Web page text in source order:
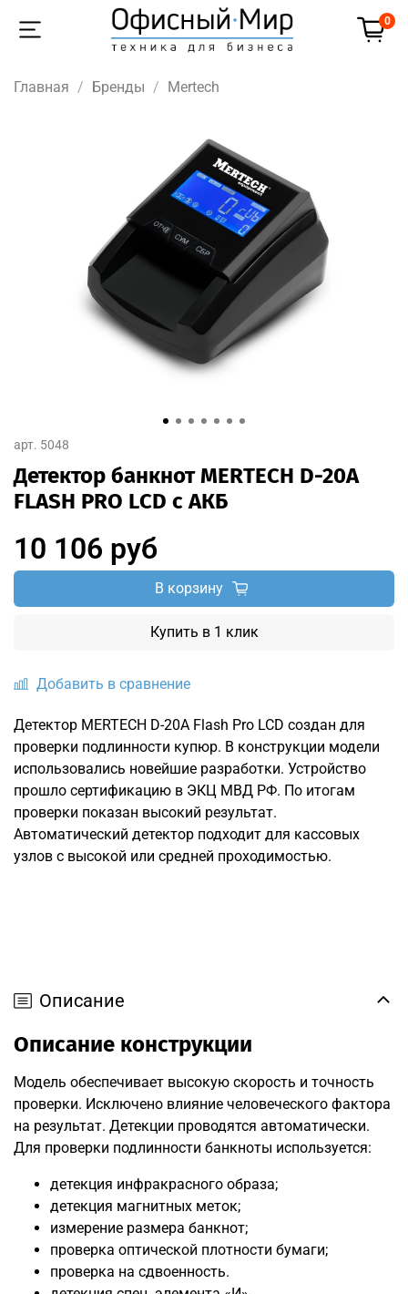
0
Главная Бренды Mertech
арт. 5048
Детектор банкнот MERTECH D-20A
FLASH PRO LСD с АКБ
Добавить в сравнение
10 106 руб
В корзину
Купить в 1 клик
Детектор MERTECH D-20A Flash Pro LCD создан для
проверки подлинности купюр. В конструкции модели
использовались новейшие разработки. Устройство
прошло сертификацию в ЭКЦ МВД РФ. По итогам
проверки показан высокий результат.
Автоматический детектор подходит для кассовых
узлов с высокой или средней проходимостью.
Описание
Описание конструкции
Модель обеспечивает высокую скорость и точность
проверки. Исключено влияние человеческого фактора
на результат. Детекции проводятся автоматически.
Для проверки подлинности банкноты используется:
детекция инфракрасного образа;
детекция магнитных меток;
измерение размера банкнот;
проверка оптической плотности бумаги;
проверка на сдвоенность.